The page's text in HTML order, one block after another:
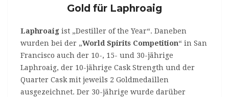
Gold für Laphroaig
Laphroaig ist „Destiller of the Year“. Daneben
wurden bei der „World Spirits Competition“ in San
Francisco auch der 10-, 15- und 30-jährige
Laphroaig, der 10-jährige Cask Strength und der
Quarter Cask mit jeweils 2 Goldmedaillen
ausgezeichnet. Der 30-jährige wurde darüber